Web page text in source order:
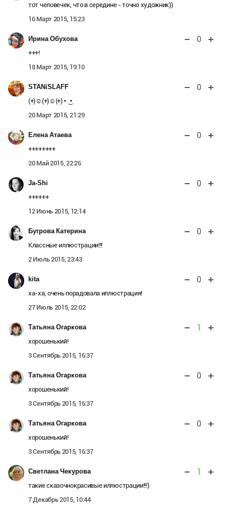
тот человечек, что в середине - точно художник))
16 Март 2015, 15:23
Ирина Обухова 0
+++!
18 Март 2015, 19:10
STANiSLAFF 0
(+)☺(+)☺(+) * ͜ *
20 Март 2015, 21:29
Елена Атаева 0
++++++++
20 Май 2015, 22:26
Ja-Shi 0
++++++
12 Июнь 2015, 12:14
Бугрова Катерина 0
Классные иллюстрации!!!
2 Июль 2015, 23:43
kita 0
ха-ха, очень порадовала иллюстрация!
27 Июль 2015, 22:02
Татьяна Огаркова 1
хорошенький!
3 Сентябрь 2015, 16:37
Татьяна Огаркова 0
хорошенький!
3 Сентябрь 2015, 16:37
Татьяна Огаркова 0
хорошенький!
3 Сентябрь 2015, 16:37
Светлана Чекурова 1
такие сказочнокрасивые иллюстрации!!!)
7 Декабрь 2015, 10:44